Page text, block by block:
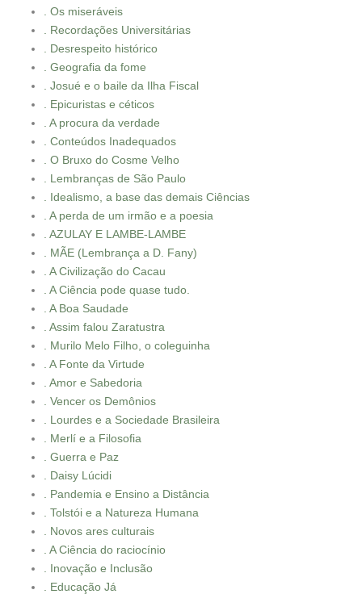
. Os miseráveis
. Recordações Universitárias
. Desrespeito histórico
. Geografia da fome
. Josué e o baile da Ilha Fiscal
. Epicuristas e céticos
. A procura da verdade
. Conteúdos Inadequados
. O Bruxo do Cosme Velho
. Lembranças de São Paulo
. Idealismo, a base das demais Ciências
. A perda de um irmão e a poesia
. AZULAY E LAMBE-LAMBE
. MÃE (Lembrança a D. Fany)
. A Civilização do Cacau
. A Ciência pode quase tudo.
. A Boa Saudade
. Assim falou Zaratustra
. Murilo Melo Filho, o coleguinha
. A Fonte da Virtude
. Amor e Sabedoria
. Vencer os Demônios
. Lourdes e a Sociedade Brasileira
. Merlí e a Filosofia
. Guerra e Paz
. Daisy Lúcidi
. Pandemia e Ensino a Distância
. Tolstói e a Natureza Humana
. Novos ares culturais
. A Ciência do raciocínio
. Inovação e Inclusão
. Educação Já